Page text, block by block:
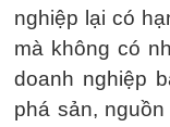
nghiệp lại có
mà không có
doanh nghiệp
phá sản,